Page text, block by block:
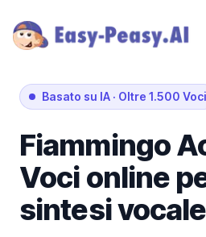
Basato su IA · Oltre 1.500 Voci
Fiammingo
Voci online
sintesi vocale